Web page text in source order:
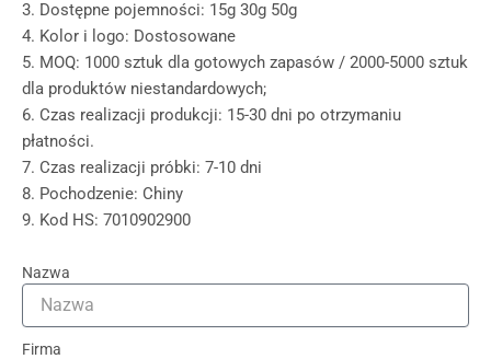
3. Dostępne pojemności: 15g 30g 50g
4. Kolor i logo: Dostosowane
5. MOQ: 1000 sztuk dla gotowych zapasów / 2000-5000 sztuk
dla produktów niestandardowych;
6. Czas realizacji produkcji: 15-30 dni po otrzymaniu
płatności.
7. Czas realizacji próbki: 7-10 dni
8. Pochodzenie: Chiny
9. Kod HS: 7010902900
Nazwa
Firma